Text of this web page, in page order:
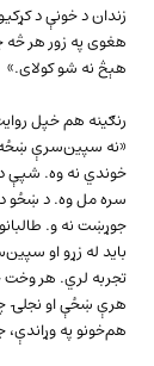
زندان د خونې د
هغوی په زور هر څه
هېڅ نه شو کولای.»
رنګینه هم خپل
«نه
سره مل وه. د ښځو د
جوړښت نه و.
تجربه لري. هر وخت
هرې ښځې او نجلۍ
هم‌خونو په وړاندې، جنسي تېری کاوه.»